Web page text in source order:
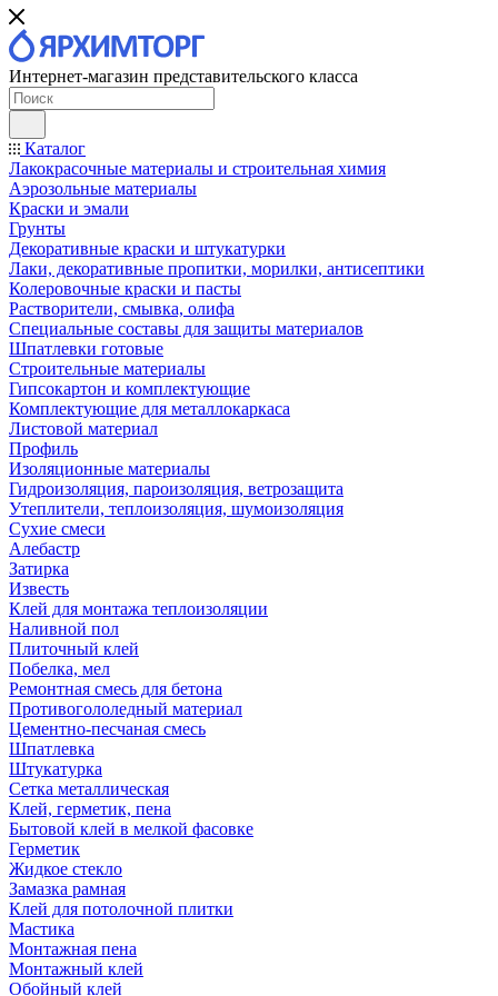
Интернет-магазин представительского класса
Каталог
Лакокрасочные материалы и строительная химия
Аэрозольные материалы
Краски и эмали
Грунты
Декоративные краски и штукатурки
Лаки, декоративные пропитки, морилки, антисептики
Колеровочные краски и пасты
Растворители, смывка, олифа
Специальные составы для защиты материалов
Шпатлевки готовые
Строительные материалы
Гипсокартон и комплектующие
Комплектующие для металлокаркаса
Листовой материал
Профиль
Изоляционные материалы
Гидроизоляция, пароизоляция, ветрозащита
Утеплители, теплоизоляция, шумоизоляция
Сухие смеси
Алебастр
Затирка
Известь
Клей для монтажа теплоизоляции
Наливной пол
Плиточный клей
Побелка, мел
Ремонтная смесь для бетона
Противогололедный материал
Цементно-песчаная смесь
Шпатлевка
Штукатурка
Сетка металлическая
Клей, герметик, пена
Бытовой клей в мелкой фасовке
Герметик
Жидкое стекло
Замазка рамная
Клей для потолочной плитки
Мастика
Монтажная пена
Монтажный клей
Обойный клей